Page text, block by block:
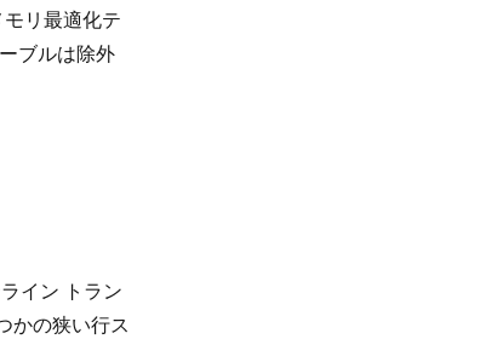
リ最適化テ
ブルは除外
イン トラン
かの狭い行ス